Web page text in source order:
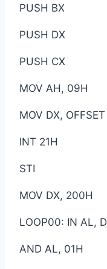
PUSH BX
PUSH DX
PUSH CX
MOV AH, 09H
MOV DX,
INT 21H
STI
MOV DX, 200H
LOOP00: IN AL,
AND AL, 01H